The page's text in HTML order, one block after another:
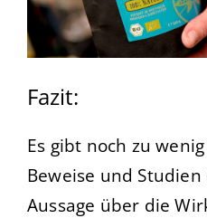
Fazit:
Es gibt noch zu
Beweise und
Aussage über die